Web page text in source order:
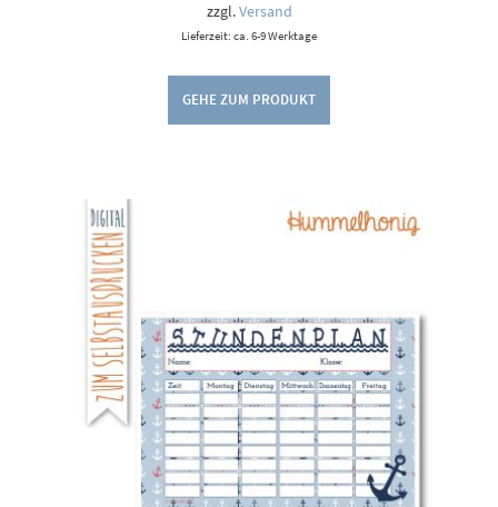
zzgl.Versand
Lieferzeit: ca. 6-9 Werktage
GEHE ZUM PRODUKT